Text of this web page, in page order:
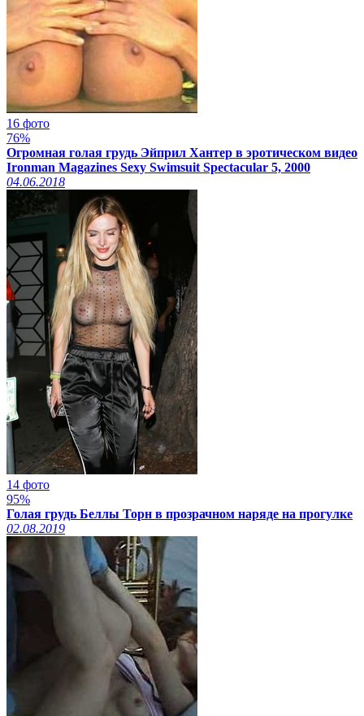
16 фото
76%
Огромная голая грудь Эйприл Хантер в эротическом видео
Ironman Magazines Sexy Swimsuit Spectacular 5, 2000
04.06.2018
14 фото
95%
Голая грудь Беллы Торн в прозрачном наряде на прогулке
02.08.2019